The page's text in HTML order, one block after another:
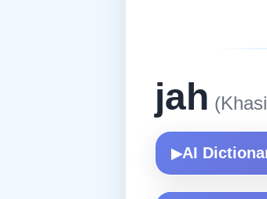
jah
▶AI